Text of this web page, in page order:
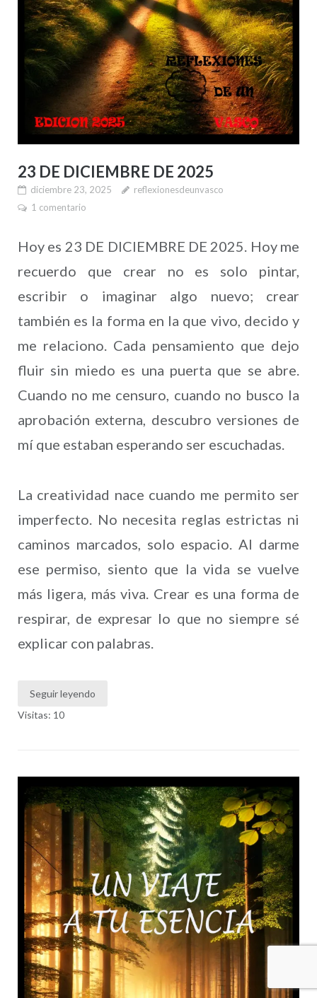
23 DE DICIEMBRE DE 2025
diciembre 23, 2025
reflexionesdeunvasco
1 comentario
Hoy es 23 DE DICIEMBRE DE 2025. Hoy me
recuerdo que crear no es solo pintar,
escribir o imaginar algo nuevo; crear
también es la forma en la que vivo, decido y
me relaciono. Cada pensamiento que dejo
fluir sin miedo es una puerta que se abre.
Cuando no me censuro, cuando no busco la
aprobación externa, descubro versiones de
mí que estaban esperando ser escuchadas.
La creatividad nace cuando me permito ser
imperfecto. No necesita reglas estrictas ni
caminos marcados, solo espacio. Al darme
ese permiso, siento que la vida se vuelve
más ligera, más viva. Crear es una forma de
respirar, de expresar lo que no siempre sé
explicar con palabras.
Seguir leyendo
Visitas: 10